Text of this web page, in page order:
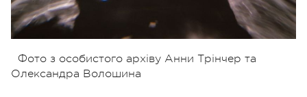
Фото з особистого архіву Анни Трінчер та
Олександра Волошина